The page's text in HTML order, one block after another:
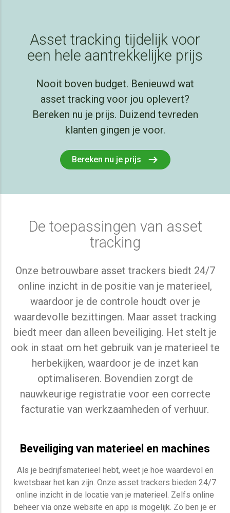
Asset tracking tijdelijk voor
een hele aantrekkelijke prijs
Nooit boven budget. Benieuwd wat
asset tracking voor jou oplevert?
Bereken nu je prijs. Duizend tevreden
klanten gingen je voor.
Bereken nu je prijs
De toepassingen van asset
tracking
Onze betrouwbare asset trackers biedt 24/7
online inzicht in de positie van je materieel,
waardoor je de controle houdt over je
waardevolle bezittingen. Maar asset tracking
biedt meer dan alleen beveiliging. Het stelt je
ook in staat om het gebruik van je materieel te
herbekijken, waardoor je de inzet kan
optimaliseren. Bovendien zorgt de
nauwkeurige registratie voor een correcte
facturatie van werkzaamheden of verhuur.
Beveiliging van materieel en machines
Als je bedrijfsmaterieel hebt, weet je hoe waardevol en
kwetsbaar het kan zijn. Onze asset trackers bieden 24/7
online inzicht in de locatie van je materieel. Zelfs online
beheer via onze website en app is mogelijk. Zo ben je er